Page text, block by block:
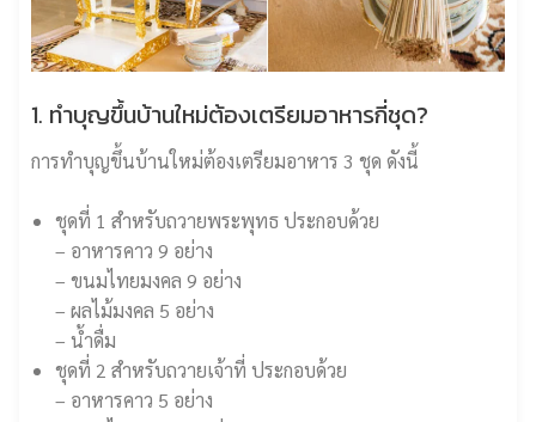
1. ทำบุญขึ้นบ้านใหม่ต้องเตรียมอาหารกี่ชุด?
การทำบุญขึ้นบ้านใหม่ต้องเตรียมอาหาร 3 ชุด ดังนี้
ชุดที่ 1 สำหรับถวายพระพุทธ ประกอบด้วย
– อาหารคาว 9 อย่าง
– ขนมไทยมงคล 9 อย่าง
– ผลไม้มงคล 5 อย่าง
– น้ำดื่ม
ชุดที่ 2 สำหรับถวายเจ้าที่ ประกอบด้วย
– อาหารคาว 5 อย่าง